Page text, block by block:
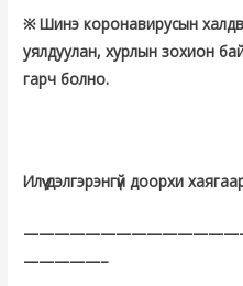
※ Шинэ коронавирусын
уялдуулан, хурлын зохион
гарч болно.
Илүү дэлгэрэнгүй доорхи
—————–